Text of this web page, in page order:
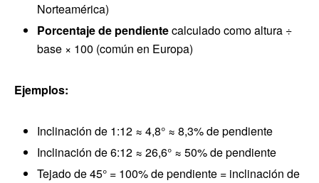
Norteamérica)
Porcentaje de pendientecalculado como altura ÷
base × 100 (común en Europa)
Ejemplos:
Inclinación de 1:12 ≈ 4,8° ≈ 8,3% de pendiente
Inclinación de 6:12 ≈ 26,6° ≈ 50% de pendiente
Tejado de 45° = 100% de pendiente = inclinación de